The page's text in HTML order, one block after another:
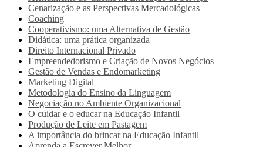
Cenarização e as Perspectivas Mercadológicas
Coaching
Cooperativismo: uma Alternativa de Gestão
Didática: uma prática organizada
Direito Internacional Privado
Empreendedorismo e Criação de Novos Negócios
Gestão de Vendas e Endomarketing
Marketing Digital
Metodologia do Ensino da Linguagem
Negociação no Ambiente Organizacional
O cuidar e o educar na Educação Infantil
Produção de Leite em Pastagem
A importância do brincar na Educação Infantil